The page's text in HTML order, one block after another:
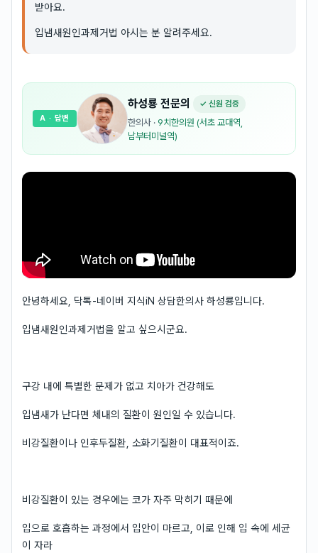
받아요.
입냄새원인과제거법 아시는 분 알려주세요.
하성룡 전문의 ✓ 신원 검증
한의사 · 9치한의원 (서초 교대역,
남부터미널역)
A · 답변
안녕하세요, 닥톡-네이버 지식iN 상담한의사 하성룡입니다.
입냄새원인과제거법을 알고 싶으시군요.
구강 내에 특별한 문제가 없고 치아가 건강해도
입냄새가 난다면 체내의 질환이 원인일 수 있습니다.
비강질환이나 인후두질환, 소화기질환이 대표적이죠.
비강질환이 있는 경우에는 코가 자주 막히기 때문에
입으로 호흡하는 과정에서 입안이 마르고, 이로 인해 입 속에 세균
이 자라